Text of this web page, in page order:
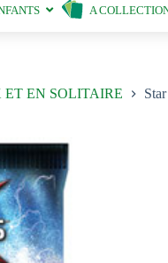
A
ET EN SOLITAIRE